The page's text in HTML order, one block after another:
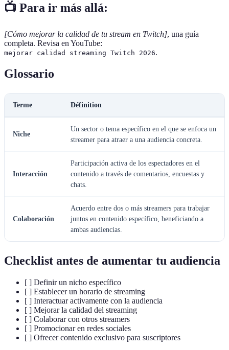
📺 Para ir más allá:
[Cómo mejorar la calidad de tu stream en Twitch], una guía
completa. Revisa en YouTube:
mejorar calidad streaming Twitch 2026.
Glossario
Terme Définition
Niche
Un sector o tema específico en el que se enfoca un
streamer para atraer a una audiencia concreta.
Interacción
Participación activa de los espectadores en el
contenido a través de comentarios, encuestas y
chats.
Colaboración
Acuerdo entre dos o más streamers para trabajar
juntos en contenido específico, beneficiando a
ambas audiencias.
Checklist antes de aumentar tu audiencia
[ ] Definir un nicho específico
[ ] Establecer un horario de streaming
[ ] Interactuar activamente con la audiencia
[ ] Mejorar la calidad del streaming
[ ] Colaborar con otros streamers
[ ] Promocionar en redes sociales
[ ] Ofrecer contenido exclusivo para suscriptores